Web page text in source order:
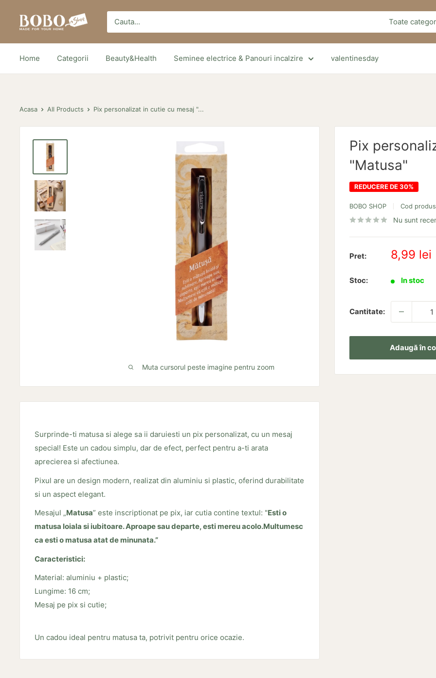
Bobo
Store
Toate
Home Categorii Beauty&Health Seminee electrice & Panouri incalzire valentinesday
Acasa All Products Pix personalizat in cutie cu mesaj "...
Muta cursorul peste imagine pentru zoom
Pix
"Matusa"
REDUCERE DE 30%
BOBO SHOP Cod
Nu sunt
Pret:
Pret
redus
8,99 lei
Stoc: In stoc
Cantitate:
Adaugă în
Surprinde-ti matusa si alege sa ii daruiesti un pix personalizat, cu un mesaj
special! Este un cadou simplu, dar de efect, perfect pentru a-ti arata
aprecierea si afectiunea.
Pixul are un design modern, realizat din aluminiu si plastic, oferind durabilitate
si un aspect elegant.
Mesajul „Matusa” este inscriptionat pe pix, iar cutia contine textul: "Esti o
matusa loiala si iubitoare. Aproape sau departe, esti mereu acolo.Multumesc
ca esti o matusa atat de minunata.”
Caracteristici:
Material: aluminiu + plastic;
Lungime: 16 cm;
Mesaj pe pix si cutie;
Un cadou ideal pentru matusa ta, potrivit pentru orice ocazie.